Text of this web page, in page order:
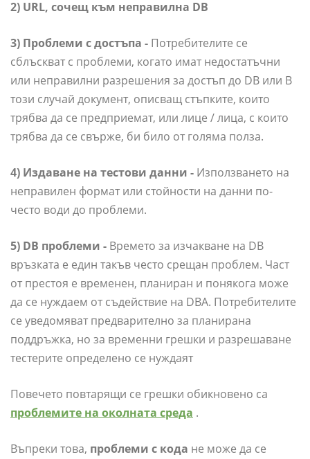
2) URL, сочещ към неправилна DB
3) Проблеми с достъпа - Потребителите се
сблъскват с проблеми, когато имат недостатъчни
или неправилни разрешения за достъп до DB или В
този случай документ, описващ стъпките, които
трябва да се предприемат, или лице / лица, с които
трябва да се свърже, би било от голяма полза.
4) Издаване на тестови данни - Използването на
неправилен формат или стойности на данни по-
често води до проблеми.
5) DB проблеми - Времето за изчакване на DB
връзката е един такъв често срещан проблем. Част
от престоя е временен, планиран и понякога може
да се нуждаем от съдействие на DBA. Потребителите
се уведомяват предварително за планирана
поддръжка, но за временни грешки и разрешаване
тестерите определено се нуждаят
Повечето повтарящи се грешки обикновено са
проблемите на околната среда .
Въпреки това, проблеми с кода не може да се